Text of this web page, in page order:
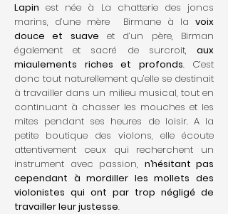
Lapin est née à La chatterie des joncs
marins, d’une mère Birmane à la voix
douce et suave et d’un père, Birman
également et sacré de surcroit, aux
miaulements riches et profonds. C’est
donc tout naturellement qu’elle se destinait
à travailler dans un milieu musical, tout en
continuant à chasser les mouches et les
mites pendant ses heures de loisir. A la
petite boutique des violons, elle écoute
attentivement ceux qui recherchent un
instrument avec passion, n’hésitant pas
cependant à mordiller les mollets des
violonistes qui ont par trop négligé de
travailler leur justesse.